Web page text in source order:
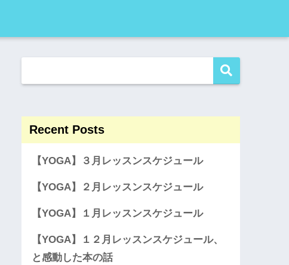
Recent Posts
【YOGA】３月レッスンスケジュール
【YOGA】２月レッスンスケジュール
【YOGA】１月レッスンスケジュール
【YOGA】１２月レッスンスケジュール、
と感動した本の話